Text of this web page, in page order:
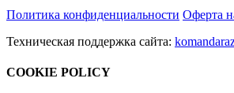
Политика конфиденциальности Оферта
Техническая поддержка сайта:
COOKIE POLICY